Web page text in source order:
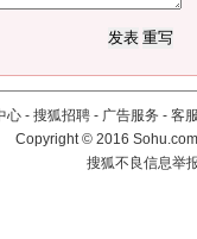
心 - 搜狐招聘 - 广告服务 - 客
Copyright©2016
搜狐不良信息举